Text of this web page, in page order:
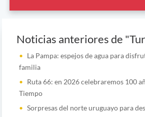
Noticias anteriores de
La Pampa: espejos de agua para
familia
Ruta 66: en 2026 celebraremos 100
Tiempo
Sorpresas del norte uruguayo para